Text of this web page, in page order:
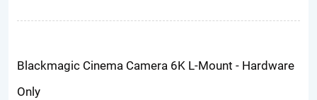
Blackmagic Cinema Camera 6K L-Mount - Hardware
Only